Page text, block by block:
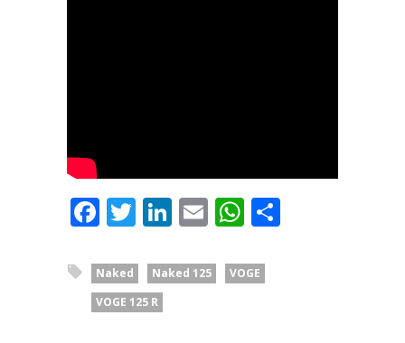
Facebook
Twitter
LinkedIn
EmailWhatsApp
Naked Naked 125
VOGE
VOGE 125 R